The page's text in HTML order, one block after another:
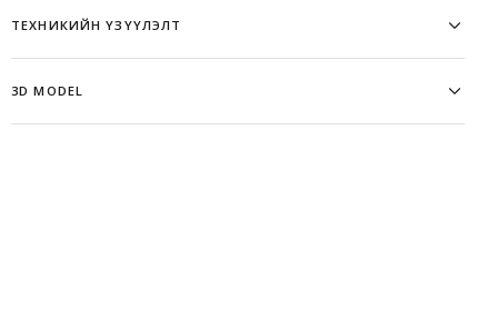
Давуу тал:
Бат бөх
Эдэлгээ удаан
ТЕХНИКИЙН ҮЗҮҮЛЭЛТ
1,3-1,5мм зузаан
Зэврэлтэд тэсвэртэй аноджуулсан өнгөлгөө, будагны зузаан 10
3D MODEL